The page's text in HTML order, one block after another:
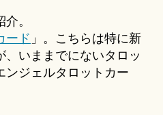
。
ード 」。こちらは特に新
、いままでにないタロッ
ンジェルタロットカー